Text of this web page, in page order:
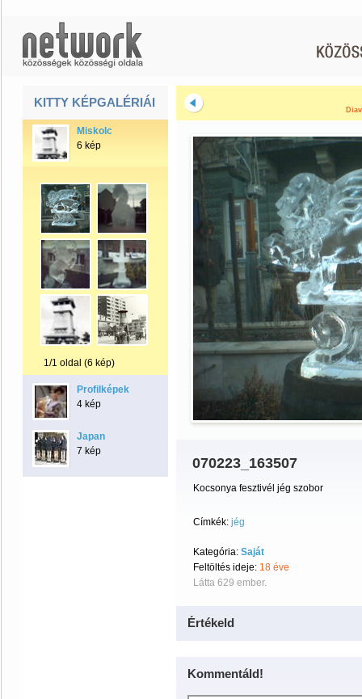
KITTY KÉPGALÉRIÁI
Miskolc
6 kép
1/1 oldal (6 kép)
Profilképek
4 kép
Japan
7 kép
070223_163507
Kocsonya fesztivél jég szobor
Címkék: jég
Kategória: Saját
Feltöltés ideje: 18 éve
Látta 629 ember.
Értékeld
Kommentáld!